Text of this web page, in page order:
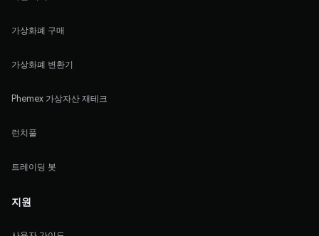
가상화폐 구매
가상화폐 변환기
Phemex 가상자산 재테크
런치풀
트레이딩 봇
지원